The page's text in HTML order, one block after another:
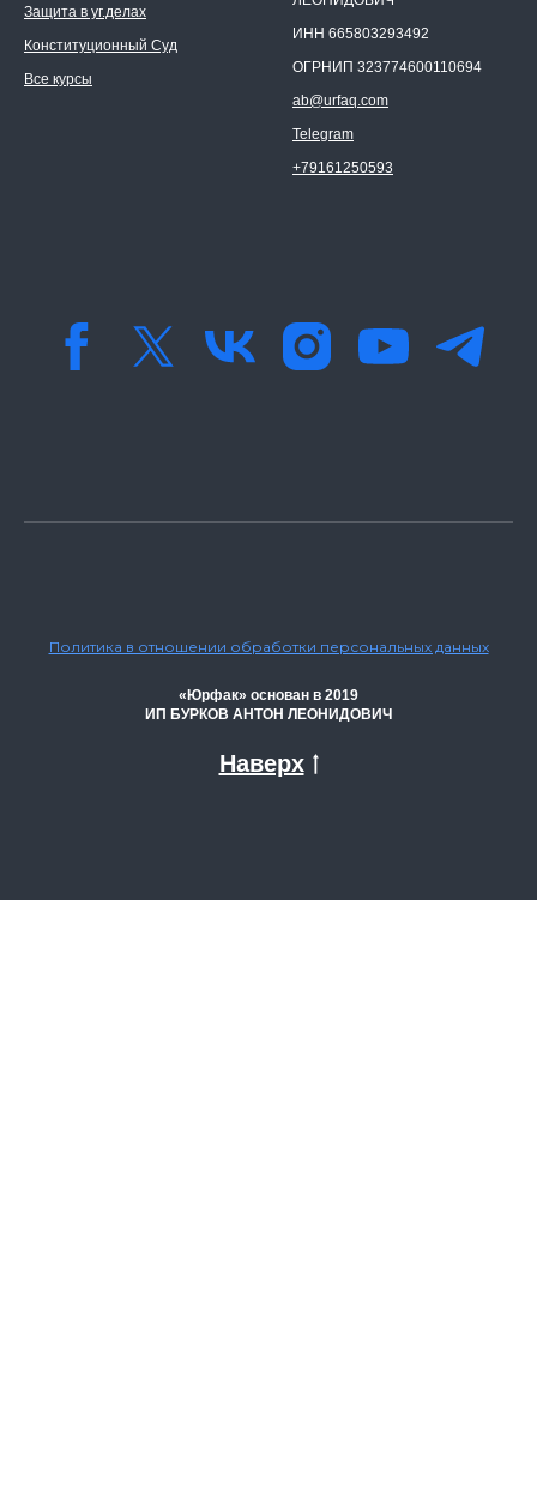
Защита в уг.делах
Конституционный Суд
Все курсы
ИНН 665803293492
ОГРНИП 323774600110694
ab@urfaq.com
Telegram
+79161250593
Политика в отношении обработки персональных данных
«Юрфак» основан в 2019
ИП БУРКОВ АНТОН ЛЕОНИДОВИЧ
Наверх